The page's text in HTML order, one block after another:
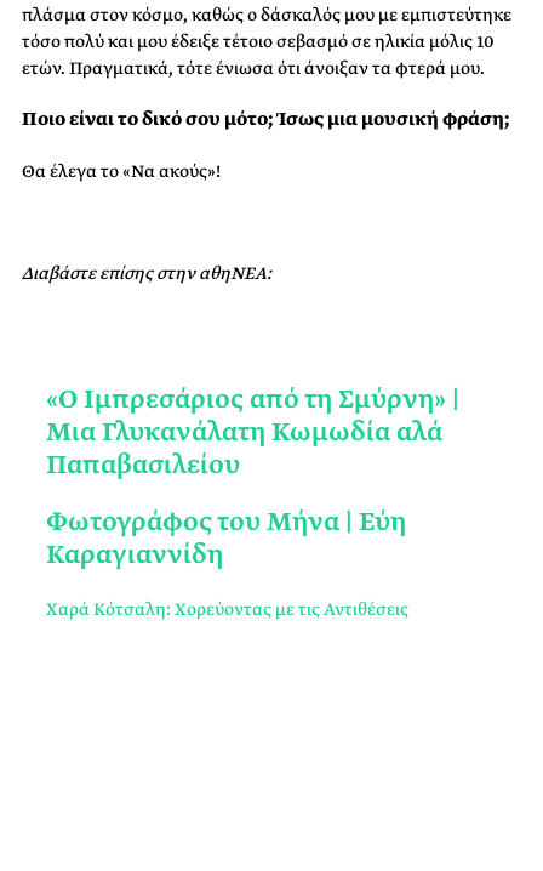
πλάσμα στον κόσμο, καθώς ο δάσκαλός μου με εμπιστεύτηκε
τόσο πολύ και μου έδειξε τέτοιο σεβασμό σε ηλικία μόλις 10
ετών. Πραγματικά, τότε ένιωσα ότι άνοιξαν τα φτερά μου.
Ποιο είναι το δικό σου μότο; Ίσως μια μουσική φράση;
Θα έλεγα το «Να ακούς»!
Διαβάστε επίσης στην αθηΝΕΑ:
«Ο Ιμπρεσάριος από τη Σμύρνη» |
Μια Γλυκανάλατη Κωμωδία αλά
Παπαβασιλείου
Φωτογράφος του Μήνα | Εύη
Καραγιαννίδη
Χαρά Κότσαλη: Χορεύοντας με τις Αντιθέσεις